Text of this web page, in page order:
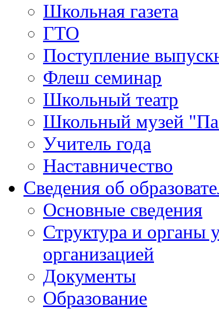
Школьная газета
ГТО
Поступление
Флеш семинар
Школьный театр
Школьный музей
Учитель года
Наставничество
Сведения об
Основные сведения
Структура и органы
организацией
Документы
Образование